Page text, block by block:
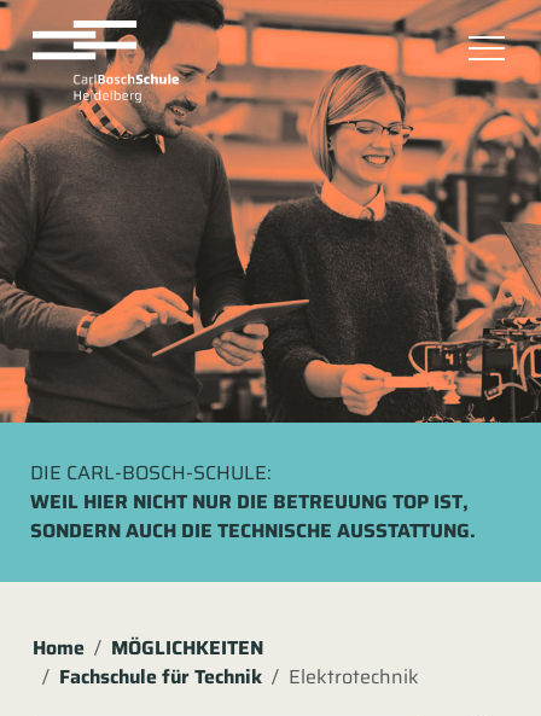
DIE CARL-BOSCH-SCHULE:
WEIL HIER NICHT NUR DIE BETREUUNG TOP IST,
SONDERN AUCH DIE TECHNISCHE AUSSTATTUNG.
Home
MÖGLICHKEITEN
Fachschule für Technik
Elektrotechnik